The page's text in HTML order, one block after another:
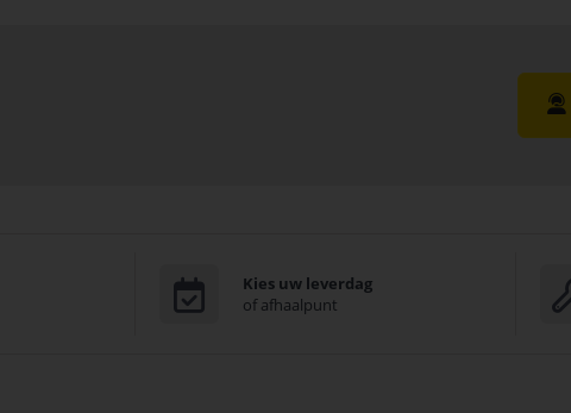
Kies uw leverdag
of afhaalpunt